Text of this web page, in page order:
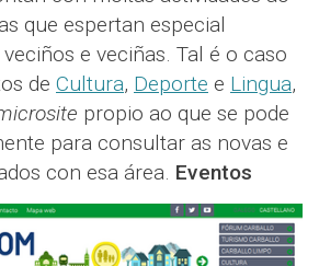
que espertan especial
e veciñas. Tal é o caso
de Cultura, Deporte e Lingua,
propio ao que se pode
para consultar as novas e
con esa área. Eventos